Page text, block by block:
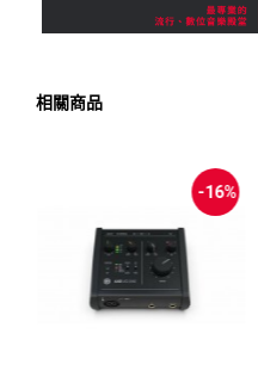
相關商品
-16%